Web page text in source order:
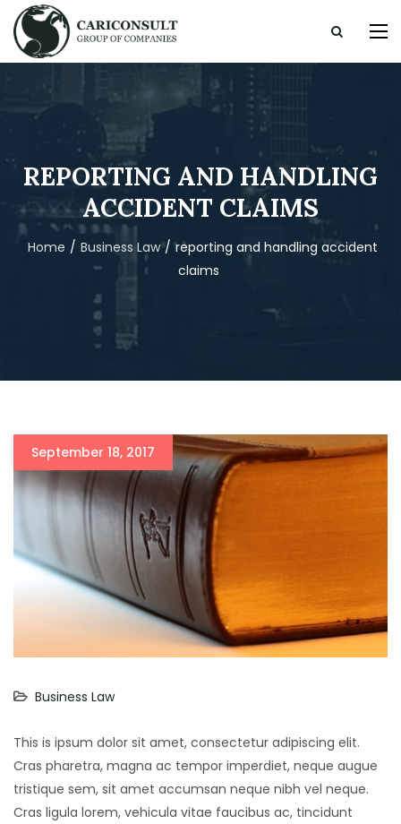
REPORTING AND HANDLING
ACCIDENT CLAIMS
Home / Business Law / reporting and handling accident
claims
September 18, 2017
Business Law
This is ipsum dolor sit amet, consectetur adipiscing elit.
Cras pharetra, magna ac tempor imperdiet, neque augue
tristique sem, sit amet accumsan neque nibh vel neque.
Cras ligula lorem, vehicula vitae faucibus ac, tincidunt